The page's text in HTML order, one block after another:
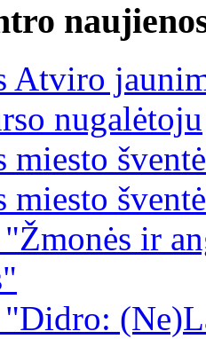
Atviro
nugalėtoju
miesto šventė
miesto šventė
ir
"Didro: